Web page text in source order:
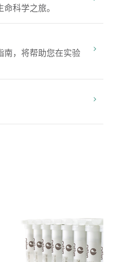
科学之旅。
南，将帮助您在实验